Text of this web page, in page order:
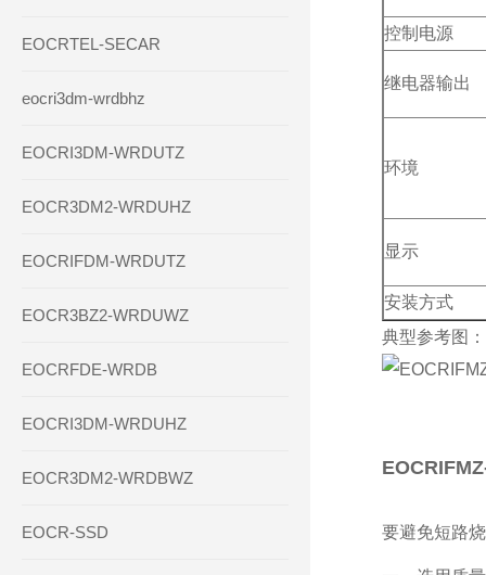
EOCRTEL-SECAR
eocri3dm-wrdbhz
EOCRI3DM-WRDUTZ
EOCR3DM2-WRDUHZ
EOCRIFDM-WRDUTZ
EOCR3BZ2-WRDUWZ
EOCRFDE-WRDB
EOCRI3DM-WRDUHZ
EOCR3DM2-WRDBWZ
EOCR-SSD
控制电源
继电器输出
环境
显示
安装方式
典型参考图
要避免短路